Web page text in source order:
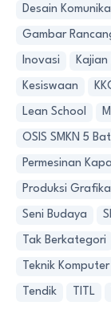
Desain
Gambar
Inovasi Kajian
Kesiswaan
Lean School
OSIS SMKN 5
Permesinan
Produksi Grafika
Seni Budaya
Tak Berkategori
Teknik
Tendik TITL